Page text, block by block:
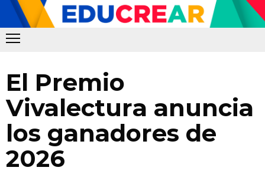
El Premio
Vivalectura anuncia
los ganadores de
2026